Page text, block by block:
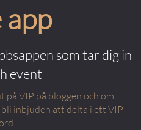
som tar dig in
event
på VIP på bloggen och om
inbjuden att delta i ett VIP-